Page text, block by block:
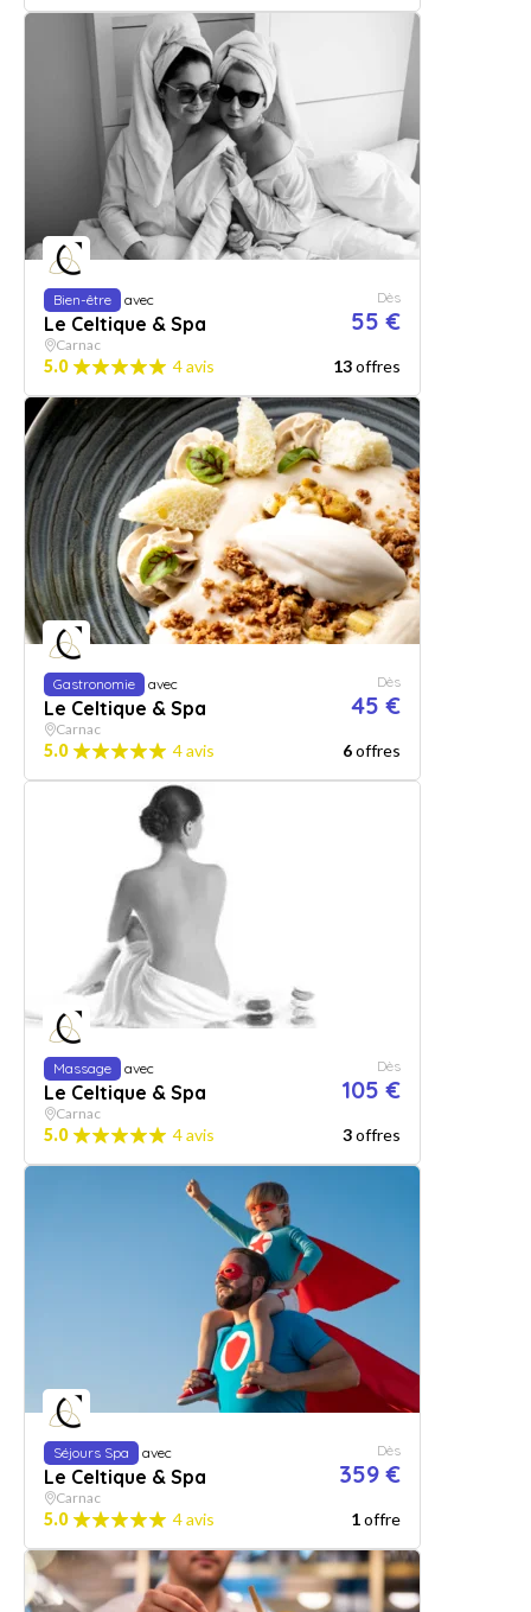
Bien-être avec
Le Celtique & Spa
Dès
55 €
Carnac
5.0 4 avis 13offres
Gastronomie avec
Le Celtique & Spa
Dès
45 €
Carnac
5.0 4 avis 6offres
Massage avec
Le Celtique & Spa
Dès
105 €
Carnac
5.0 4 avis 3offres
Séjours Spa avec
Le Celtique & Spa
Dès
359 €
Carnac
5.0 4 avis 1offre